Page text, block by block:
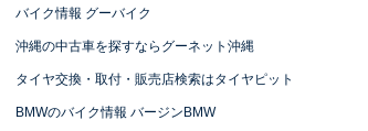
バイク情報 グーバイク
沖縄の中古車を探すならグーネット沖縄
タイヤ交換・取付・販売店検索はタイヤピット
BMWのバイク情報 バージンBMW